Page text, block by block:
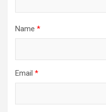
Name *
Email *